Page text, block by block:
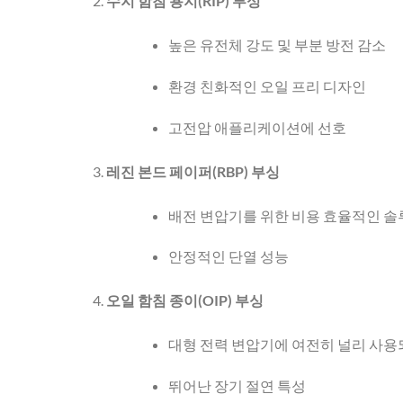
높은 유전체 강도 및 부분 방전 감소
환경 친화적인 오일 프리 디자인
고전압 애플리케이션에 선호
레진 본드 페이퍼(RBP) 부싱
배전 변압기를 위한 비용 효율적인 솔
안정적인 단열 성능
오일 함침 종이(OIP) 부싱
대형 전력 변압기에 여전히 널리 사
뛰어난 장기 절연 특성